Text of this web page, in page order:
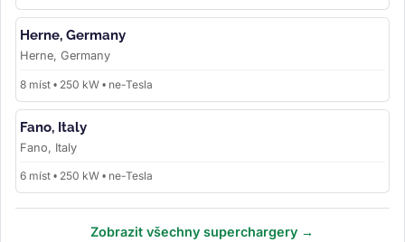
Herne, Germany
Herne, Germany
8 míst • 250 kW • ne-Tesla
Fano, Italy
Fano, Italy
6 míst • 250 kW • ne-Tesla
Zobrazit všechny superchargery →